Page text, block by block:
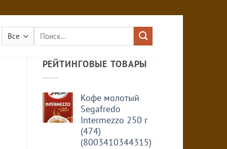
Искать:
РЕЙТИНГОВЫЕ ТОВАРЫ
Кофе молотый
Segafredo
Intermezzo 250 г
(474)
(8003410344315)